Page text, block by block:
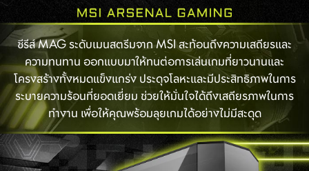
ซีรีส์ MAG ระดับเมนสตรีมจาก MSI สะท้อนถึงความเสถียรและ
ความทนทาน ออกแบบมาให้ทนต่อการเล่นเกมที่ยาวนานและ
โครงสร้างทั้งหมดแข็งแกร่ง ประดุจโลหะและมีประสิทธิภาพในการ
ระบายความร้อนที่ยอดเยี่ยม ช่วยให้มั่นใจได้ถึงเสถียรภาพในการ
ทำงาน เพื่อให้คุณพร้อมลุยเกมได้อย่างไม่มีสะดุด